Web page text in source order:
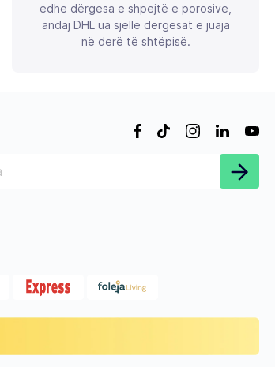
edhe dërgesa e shpejtë e porosive,
andaj DHL ua sjellë dërgesat e juaja
në derë të shtëpisë.